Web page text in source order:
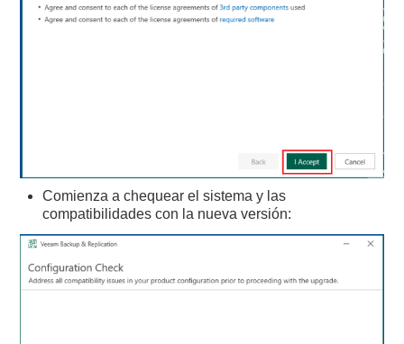
Comienza a chequear el sistema y las
compatibilidades con la nueva versión: